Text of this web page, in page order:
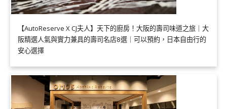
【AutoReserve X CJ夫人】天下的廚房！大阪的壽司味道之旅｜大
阪精選人氣與實力兼具的壽司名店8選｜可以預約，日本自由行的
安心選擇